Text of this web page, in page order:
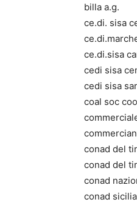
billa a.g.
ce.di. sisa
ce.di.sisa
cedi sisa
cedi sisa
coal soc
conad del
conad del
conad
conad